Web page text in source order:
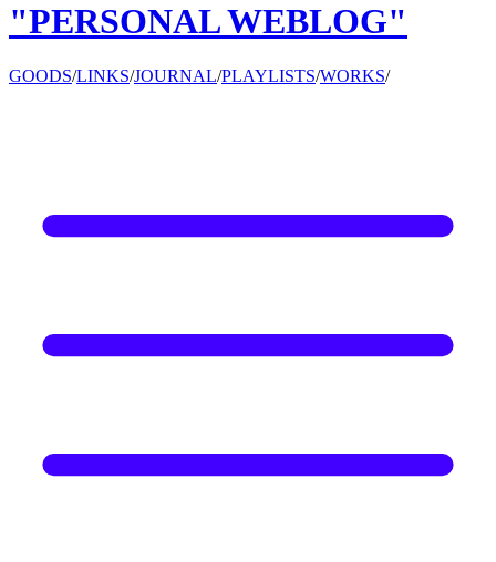
"PERSONAL WEBLOG"
GOODS/LINKS/JOURNAL/PLAYLISTS/WORKS/